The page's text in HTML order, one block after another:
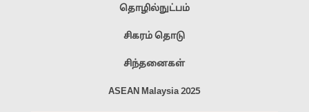
தொழில்நுட்பம்
சிகரம் தொடு
சிந்தனைகள்
ASEAN Malaysia 2025